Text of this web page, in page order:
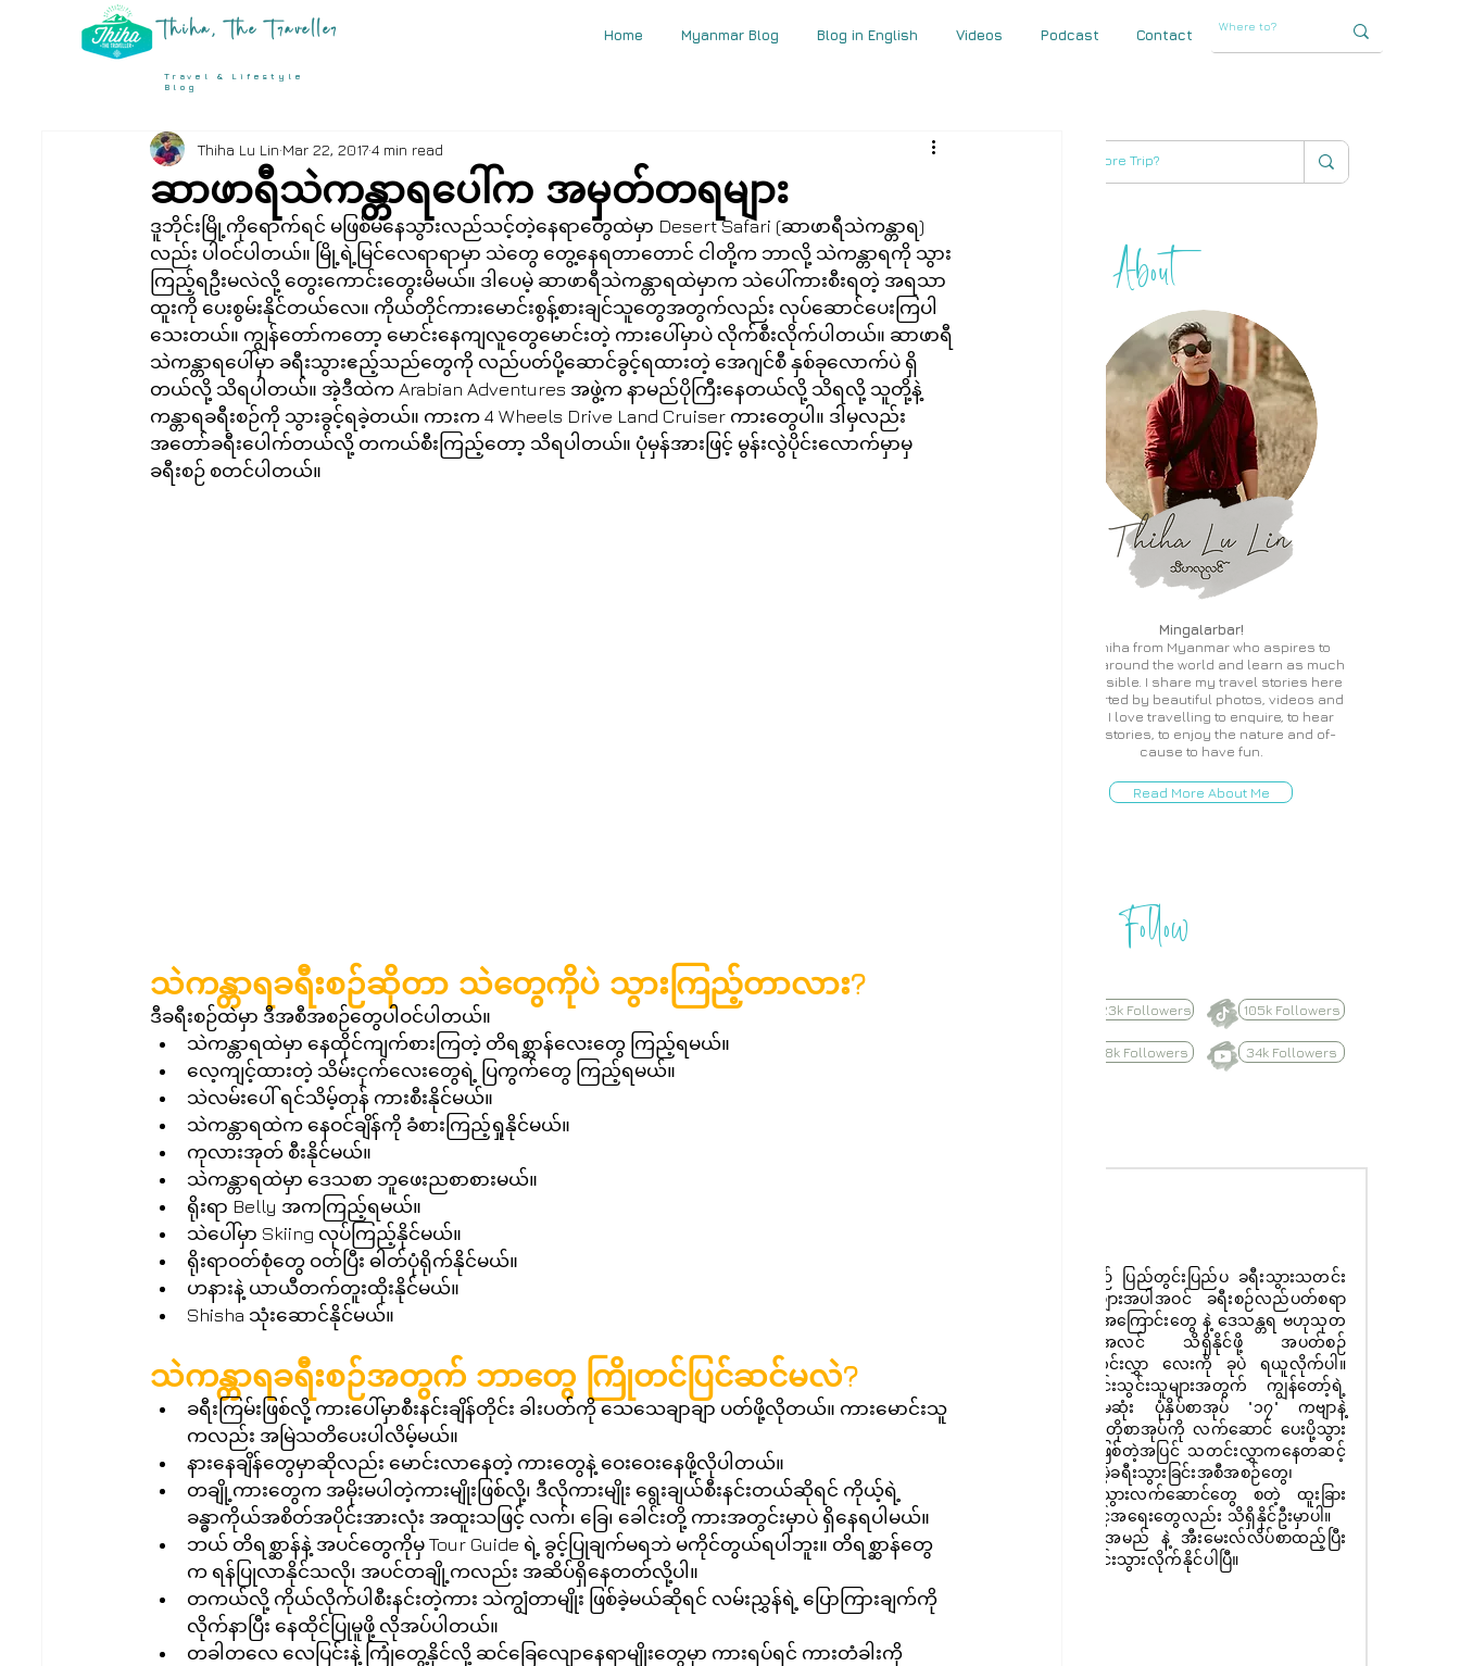
Thiha, The Traveller
Travel & Lifestyle
Blog
Home Myanmar Blog Blog in English Videos Podcast Contact
About
Mingalarbar!
I'm Thiha from Myanmar who aspires to
travel around the world and learn as much
as possible. I share my travel stories here
supported by beautiful photos, videos and
more. I love travelling to enquire, to hear
local stories, to enjoy the nature and of-
cause to have fun.
Read More About Me
Follow
623k Followers 105k Followers
8.8k Followers 34k Followers
နေ့စဉ် ပြည်တွင်းပြည်ပ ခရီးသွားသတင်း
ထူးများအပါအဝင် ခရီးစဉ်လည်ပတ်စရာ
များအကြောင်းတွေ နဲ့ ဒေသန္တရ ဗဟုသုတ
အစုံအလင် သိရှိနိုင်ဖို့ အပတ်စဉ်
သတင်းလွှာ လေးကို ခုပဲ ရယူလိုက်ပါ။
စာရင်းသွင်းသူများအတွက် ကျွန်တော့်ရဲ့
ပထမဆုံး ပုံနှိပ်စာအုပ် "၁၇" ကဗျာနဲ့
ဝတ္ထုတိုစာအုပ်ကို လက်ဆောင် ပေးပို့သွား
မှာ ဖြစ်တဲ့အပြင် သတင်းလွှာကနေတဆင့်
အခမဲ့ခရီးသွားခြင်းအစီအစဉ်တွေ၊
ခရီးသွားလက်ဆောင်တွေ စတဲ့ ထူးခြား
အခွင့်အရေးတွေလည်း သိရှိနိုင်ဦးမှာပါ။
ခုပဲ အမည် နဲ့ အီးမေးလ်လိပ်စာထည့်ပြီး
စာရင်းသွားလိုက်နိုင်ပါပြီ။
ဆာဖာရီသဲကန္တာရပေါ်က အမှတ်တရများ
Thiha Lu Lin Mar 22, 20174 min read
ဒူဘိုင်းမြို့ကိုရောက်ရင် မဖြစ်မနေသွားလည်သင့်တဲ့နေရာတွေထဲမှာ Desert Safari (ဆာဖာရီသဲကန္တာရ)
လည်း ပါဝင်ပါတယ်။ မြို့ရဲ့မြင်လေရာရာမှာ သဲတွေ တွေ့နေရတာတောင် ငါတို့က ဘာလို့ သဲကန္တာရကို သွား
ကြည့်ရဦးမလဲလို့ တွေးကောင်းတွေးမိမယ်။ ဒါပေမဲ့ ဆာဖာရီသဲကန္တာရထဲမှာက သဲပေါ်ကားစီးရတဲ့ အရသာ
ထူးကို ပေးစွမ်းနိုင်တယ်လေ။ ကိုယ်တိုင်ကားမောင်းစွန့်စားချင်သူတွေအတွက်လည်း လုပ်ဆောင်ပေးကြပါ
သေးတယ်။ ကျွန်တော်ကတော့ မောင်းနေကျလူတွေမောင်းတဲ့ ကားပေါ်မှာပဲ လိုက်စီးလိုက်ပါတယ်။ ဆာဖာရီ
သဲကန္တာရပေါ်မှာ ခရီးသွားဧည့်သည်တွေကို လည်ပတ်ပို့ဆောင်ခွင့်ရထားတဲ့ အေဂျင်စီ နှစ်ခုလောက်ပဲ ရှိ
တယ်လို့ သိရပါတယ်။ အဲ့ဒီထဲက Arabian Adventures အဖွဲ့က နာမည်ပိုကြီးနေတယ်လို့ သိရလို့ သူတို့နဲ့
ကန္တာရခရီးစဉ်ကို သွားခွင့်ရခဲ့တယ်။ ကားက 4 Wheels Drive Land Cruiser ကားတွေပါ။ ဒါမှလည်း
အတော်ခရီးပေါက်တယ်လို့ တကယ်စီးကြည့်တော့ သိရပါတယ်။ ပုံမှန်အားဖြင့် မွန်းလွဲပိုင်းလောက်မှာမှ
ခရီးစဉ် စတင်ပါတယ်။
သဲကန္တာရခရီးစဉ်ဆိုတာ သဲတွေကိုပဲ သွားကြည့်တာလား?
ဒီခရီးစဉ်ထဲမှာ ဒီအစီအစဉ်တွေပါဝင်ပါတယ်။
သဲကန္တာရထဲမှာ နေထိုင်ကျက်စားကြတဲ့ တိရစ္ဆာန်လေးတွေ ကြည့်ရမယ်။
လေ့ကျင့်ထားတဲ့ သိမ်းငှက်လေးတွေရဲ့ ပြကွက်တွေ ကြည့်ရမယ်။
သဲလမ်းပေါ် ရင်သိမ့်တုန် ကားစီးနိုင်မယ်။
သဲကန္တာရထဲက နေဝင်ချိန်ကို ခံစားကြည့်ရှုနိုင်မယ်။
ကုလားအုတ် စီးနိုင်မယ်။
သဲကန္တာရထဲမှာ ဒေသစာ ဘူဖေးညစာစားမယ်။
ရိုးရာ Belly အကကြည့်ရမယ်။
သဲပေါ်မှာ Skiing လုပ်ကြည့်နိုင်မယ်။
ရိုးရာဝတ်စုံတွေ ဝတ်ပြီး ဓါတ်ပုံရိုက်နိုင်မယ်။
ဟနားနဲ့ ယာယီတက်တူးထိုးနိုင်မယ်။
Shisha သုံးဆောင်နိုင်မယ်။
သဲကန္တာရခရီးစဉ်အတွက် ဘာတွေ ကြိုတင်ပြင်ဆင်မလဲ?
ခရီးကြမ်းဖြစ်လို့ ကားပေါ်မှာစီးနင်းချိန်တိုင်း ခါးပတ်ကို သေသေချာချာ ပတ်ဖို့လိုတယ်။ ကားမောင်းသူ
ကလည်း အမြဲသတိပေးပါလိမ့်မယ်။
နားနေချိန်တွေမှာဆိုလည်း မောင်းလာနေတဲ့ ကားတွေနဲ့ ဝေးဝေးနေဖို့လိုပါတယ်။
တချို့ကားတွေက အမိုးမပါတဲ့ကားမျိုးဖြစ်လို့၊ ဒီလိုကားမျိုး ရွေးချယ်စီးနင်းတယ်ဆိုရင် ကိုယ့်ရဲ့
ခန္ဓာကိုယ်အစိတ်အပိုင်းအားလုံး အထူးသဖြင့် လက်၊ ခြေ၊ ခေါင်းတို့ ကားအတွင်းမှာပဲ ရှိနေရပါမယ်။
ဘယ် တိရစ္ဆာန်နဲ့ အပင်တွေကိုမှ Tour Guide ရဲ့ ခွင့်ပြုချက်မရဘဲ မကိုင်တွယ်ရပါဘူး။ တိရစ္ဆာန်တွေ
က ရန်ပြုလာနိုင်သလို၊ အပင်တချို့ကလည်း အဆိပ်ရှိနေတတ်လို့ပါ။
တကယ်လို့ ကိုယ်လိုက်ပါစီးနင်းတဲ့ကား သဲကျွံတာမျိုး ဖြစ်ခဲ့မယ်ဆိုရင် လမ်းညွှန်ရဲ့ ပြောကြားချက်ကို
လိုက်နာပြီး နေထိုင်ပြုမူဖို့ လိုအပ်ပါတယ်။
တခါတလေ လေပြင်းနဲ့ ကြုံတွေ့နိုင်လို့ ဆင်ခြေလျောနေရာမျိုးတွေမှာ ကားရပ်ရင် ကားတံခါးကို